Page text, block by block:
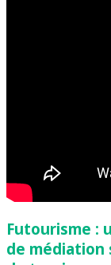
Futourisme :
de médiation